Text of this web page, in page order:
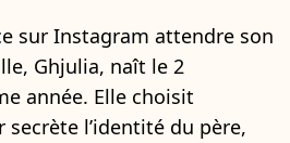
sur Instagram attendre son
Ghjulia, naît le 2
année. Elle choisit
l’identité du père,